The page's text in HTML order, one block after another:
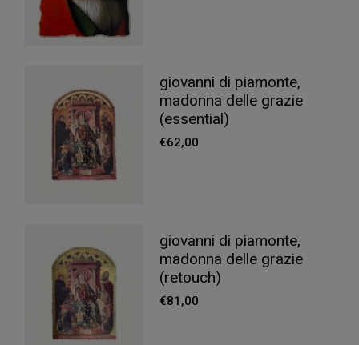
giovanni di piamonte,
madonna delle grazie
(essential)
€62,00
giovanni di piamonte,
madonna delle grazie
(retouch)
€81,00